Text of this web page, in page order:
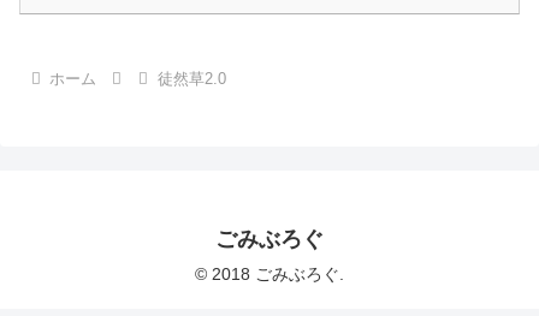
ホーム 徒然草2.0
ごみぶろぐ
© 2018 ごみぶろぐ.